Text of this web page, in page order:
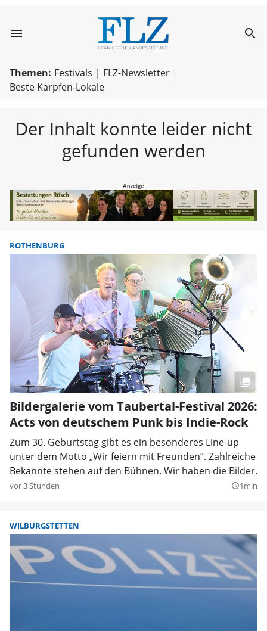
menu FLZ – search
Themen: Festivals
FLZ-Newsletter
Beste Karpfen-Lokale
Der Inhalt konnte leider nicht
gefunden werden
ROTHENBURG
Bildergalerie vom Taubertal-Festival 2026:
Acts von deutschem Punk bis Indie-Rock
Zum 30. Geburtstag gibt es ein besonderes Line-up
unter dem Motto „Wir feiern mit Freunden”. Zahlreiche
Bekannte stehen auf den Bühnen. Wir haben die Bilder.
vor 3 Stunden query_builder1min
WILBURGSTETTEN